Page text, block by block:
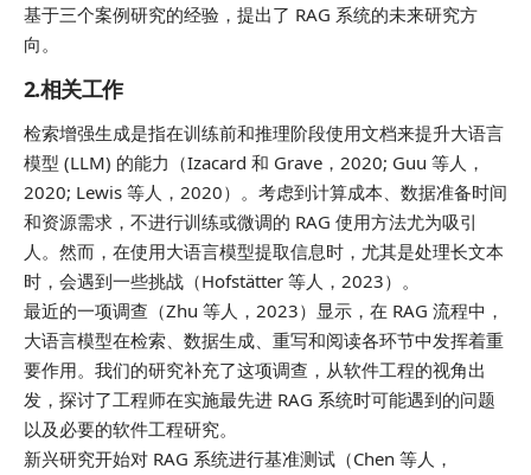
基于三个案例研究的经验，提出了 RAG 系统的未来研究方
向。
2.相关工作
检索增强生成是指在训练前和推理阶段使用文档来提升大语言
模型 (LLM) 的能力（Izacard 和 Grave，2020; Guu 等人，
2020; Lewis 等人，2020）。考虑到计算成本、数据准备时间
和资源需求，不进行训练或微调的 RAG 使用方法尤为吸引
人。然而，在使用大语言模型提取信息时，尤其是处理长文本
时，会遇到一些挑战（Hofstätter 等人，2023）。
最近的一项调查（Zhu 等人，2023）显示，在 RAG 流程中，
大语言模型在检索、数据生成、重写和阅读各环节中发挥着重
要作用。我们的研究补充了这项调查，从软件工程的视角出
发，探讨了工程师在实施最先进 RAG 系统时可能遇到的问题
以及必要的软件工程研究。
新兴研究开始对 RAG 系统进行基准测试（Chen 等人，